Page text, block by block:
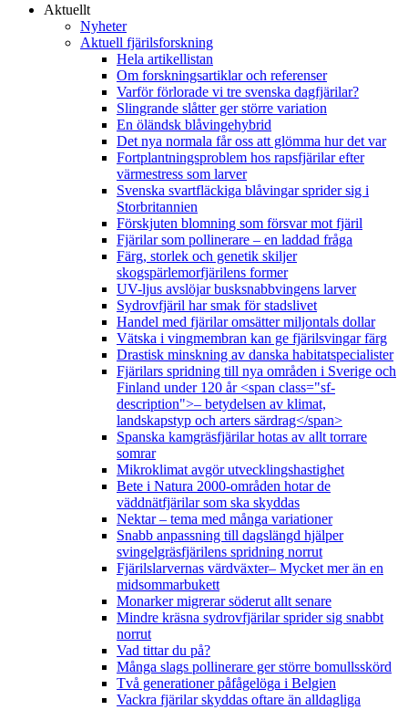
Aktuellt
Nyheter
Aktuell fjärilsforskning
Hela artikellistan
Om forskningsartiklar och referenser
Varför förlorade vi tre svenska dagfjärilar?
Slingrande slåtter ger större variation
En öländsk blåvingehybrid
Det nya normala får oss att glömma hur det var
Fortplantningsproblem hos rapsfjärilar efter
värmestress som larver
Svenska svartfläckiga blåvingar sprider sig i
Storbritannien
Förskjuten blomning som försvar mot fjäril
Fjärilar som pollinerare – en laddad fråga
Färg, storlek och genetik skiljer
skogspärlemorfjärilens former
UV-ljus avslöjar busksnabbvingens larver
Sydrovfjäril har smak för stadslivet
Handel med fjärilar omsätter miljontals dollar
Vätska i vingmembran kan ge fjärilsvingar färg
Drastisk minskning av danska habitatspecialister
Fjärilars spridning till nya områden i Sverige och
Finland under 120 år <span class="sf-
description">– betydelsen av klimat,
landskapstyp och arters särdrag</span>
Spanska kamgräsfjärilar hotas av allt torrare
somrar
Mikroklimat avgör utvecklingshastighet
Bete i Natura 2000-områden hotar de
väddnätfjärilar som ska skyddas
Nektar – tema med många variationer
Snabb anpassning till dagslängd hjälper
svingelgräsfjärilens spridning norrut
Fjärilslarvernas värdväxter– Mycket mer än en
midsommarbukett
Monarker migrerar söderut allt senare
Mindre kräsna sydrovfjärilar sprider sig snabbt
norrut
Vad tittar du på?
Många slags pollinerare ger större bomullsskörd
Två generationer påfågelöga i Belgien
Vackra fjärilar skyddas oftare än alldagliga